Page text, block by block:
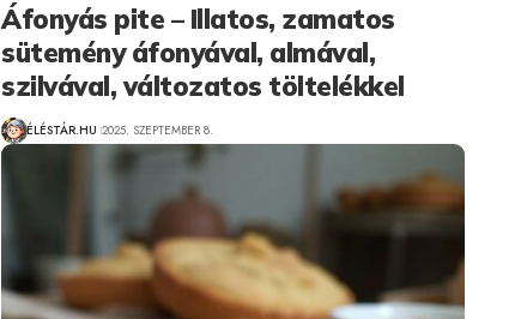
Áfonyás pite – Illatos, zamatos
sütemény áfonyával, almával,
szilvával, változatos töltelékkel
ÉLÉSTÁR.HU 2025. SZEPTEMBER 8.